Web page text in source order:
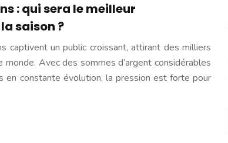
: qui sera le meilleur
saison ?
captivent un public croissant, attirant des milliers
Avec des sommes d’argent considérables
en constante évolution, la pression est forte pour